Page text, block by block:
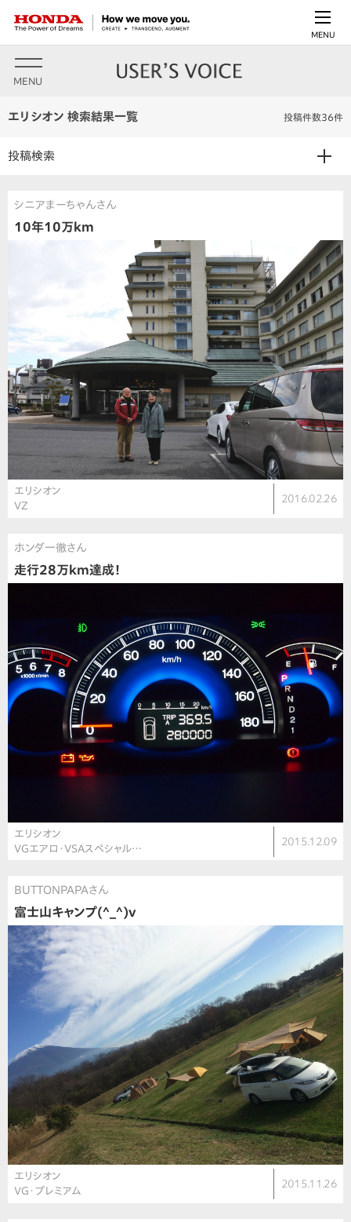
MENU
MENU
エリシオン 検索結果一覧 投稿件数36件
投稿検索
シニアまーちゃんさん
10年10万km
エリシオン
VZ
2016.02.26
ホンダ一徹さん
走行28万km達成！
エリシオン
VGエアロ・VSAスペシャル…
2015.12.09
BUTTONPAPAさん
富士山キャンプ(^_^)v
エリシオン
VG・プレミアム
2015.11.26